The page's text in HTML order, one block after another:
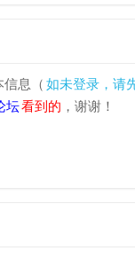
息（ 如未登录，请
坛看到的 ，谢谢！